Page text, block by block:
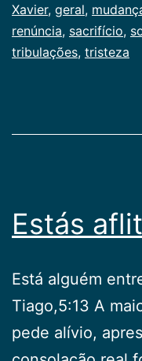
Publicogeral
Xavier, geral,
renúncia, sacrifício,
tribulações, tristeza
Estás
Está alguém
Tiago,5:13 A
pede alívio,